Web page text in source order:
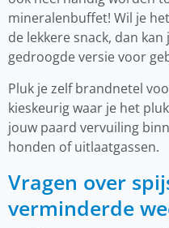
mineralenbuffet! Wil je
de lekkere snack, dan
gedroogde versie voor
Pluk je zelf brandnetel
kieskeurig waar je het
jouw paard vervuiling
honden of uitlaatgassen.
Vragen over
verminderde